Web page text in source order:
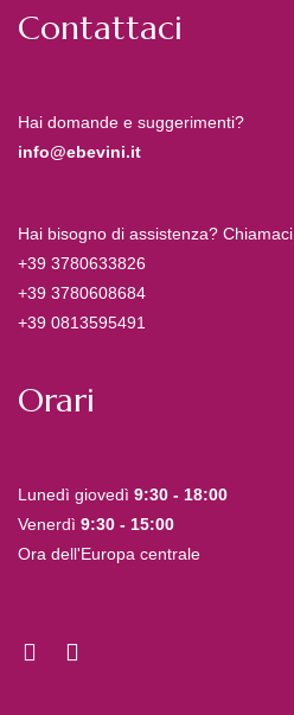
Contattaci
Hai domande e suggerimenti?
info@ebevini.it
Hai bisogno di assistenza? Chiamaci.
+39 3780633826
+39 3780608684
+39 0813595491
Orari
Lunedì giovedì 9:30 - 18:00
Venerdì 9:30 - 15:00
Ora dell'Europa centrale